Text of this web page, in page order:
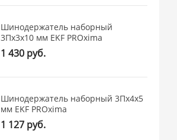
Шинодержатель наборный
3Пх3х10 мм EKF PROxima
1 430 руб.
Шинодержатель наборный 3Пх4х5
мм EKF PROxima
1 127 руб.